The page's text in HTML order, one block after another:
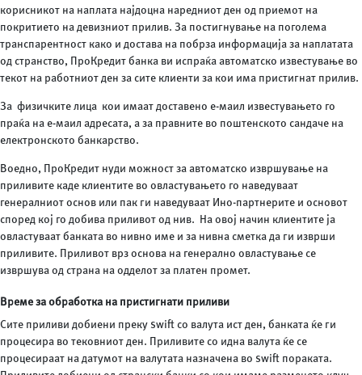
корисникот на наплата најдоцна наредниот ден од приемот на
покритието на девизниот прилив. За постигнување на поголема
транспарентност како и достава на побрза информација за наплатата
од странство, ПроКредит банка ви испраќа автоматско известување во
текот на работниот ден за сите клиенти за кои има пристигнат прилив.
За физичките лица кои имаат доставено е-маил известувањето го
праќа на е-маил адресата, а за правните во поштенското сандаче на
електронското банкарство.
Воедно, ПроКредит нуди можност за автоматско извршување на
приливите каде клиентите во овластувањето го наведуваат
генералниот основ или пак ги наведуваат Ино-партнерите и основот
според кој го добива приливот од нив. На овој начин клиентите ја
овластуваат банката во нивно име и за нивна сметка да ги изврши
приливите. Приливот врз основа на генерално овластување се
извршува од страна на одделот за платен промет.
Време за обработка на пристигнати приливи
Сите приливи добиени преку swift со валута ист ден, банката ќе ги
процесира во тековниот ден. Приливите со идна валута ќе се
процесираат на датумот на валутата назначена во swift пораката.